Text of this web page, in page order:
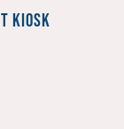
KIOSK